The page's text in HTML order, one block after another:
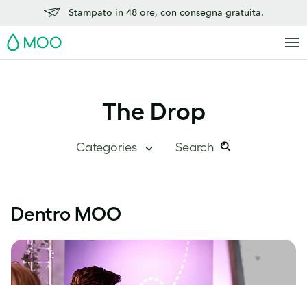
Stampato in 48 ore, con consegna gratuita.
MOO
The Drop
Categories Search
Dentro MOO
this
site:
Search
Dentro MOO